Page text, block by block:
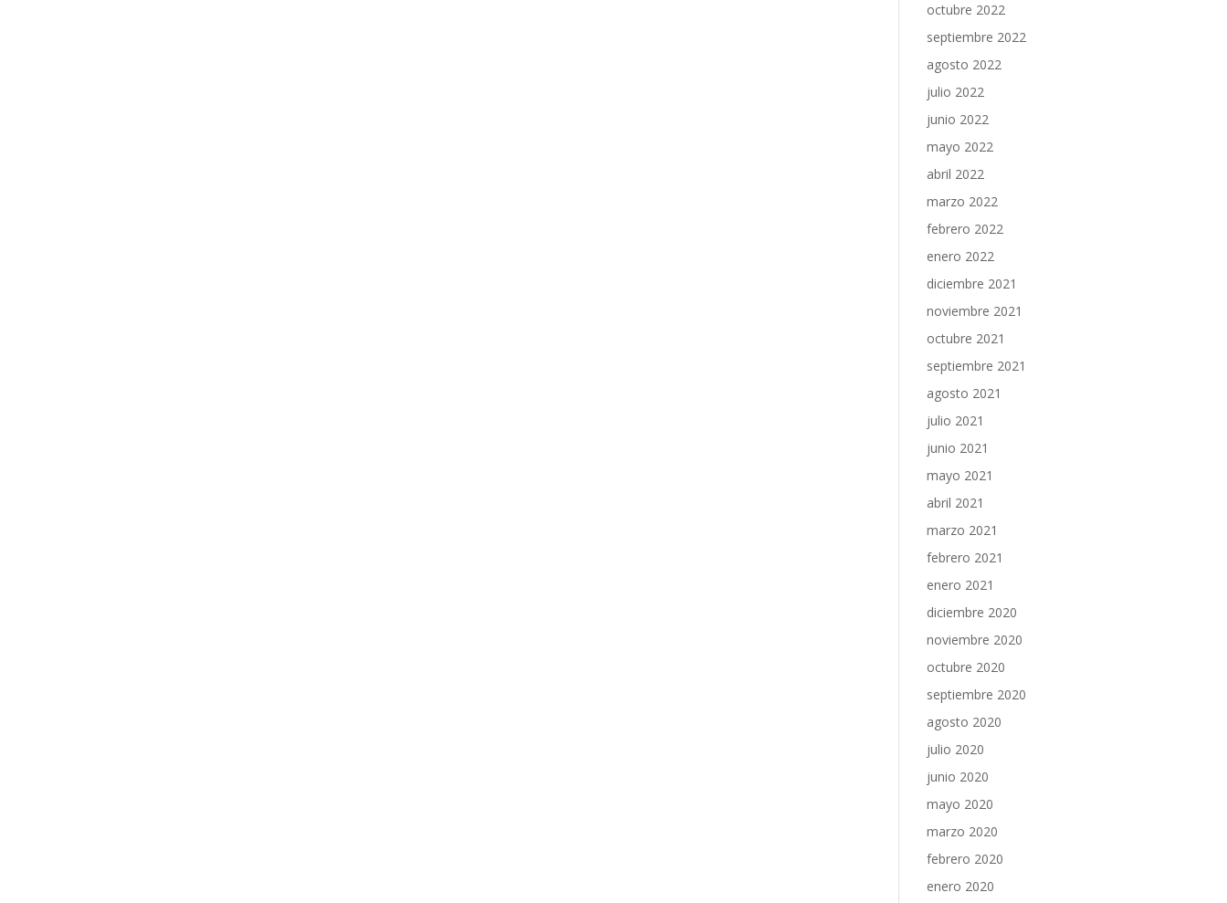
octubre 2022
septiembre 2022
agosto 2022
julio 2022
junio 2022
mayo 2022
abril 2022
marzo 2022
febrero 2022
enero 2022
diciembre 2021
noviembre 2021
octubre 2021
septiembre 2021
agosto 2021
julio 2021
junio 2021
mayo 2021
abril 2021
marzo 2021
febrero 2021
enero 2021
diciembre 2020
noviembre 2020
octubre 2020
septiembre 2020
agosto 2020
julio 2020
junio 2020
mayo 2020
marzo 2020
febrero 2020
enero 2020